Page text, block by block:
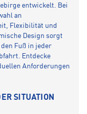
entwickelt. Bei
an
Flexibilität und
Design sorgt
Fuß in jeder
Entdecke
Anforderungen
SITUATION